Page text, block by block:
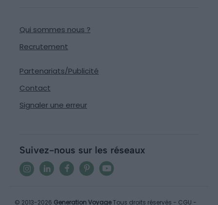
Qui sommes nous ?
Recrutement
Partenariats/Publicité
Contact
Signaler une erreur
Suivez-nous sur les réseaux
© 2013-2026 Generation VoyageTous droits réservés - CGU -